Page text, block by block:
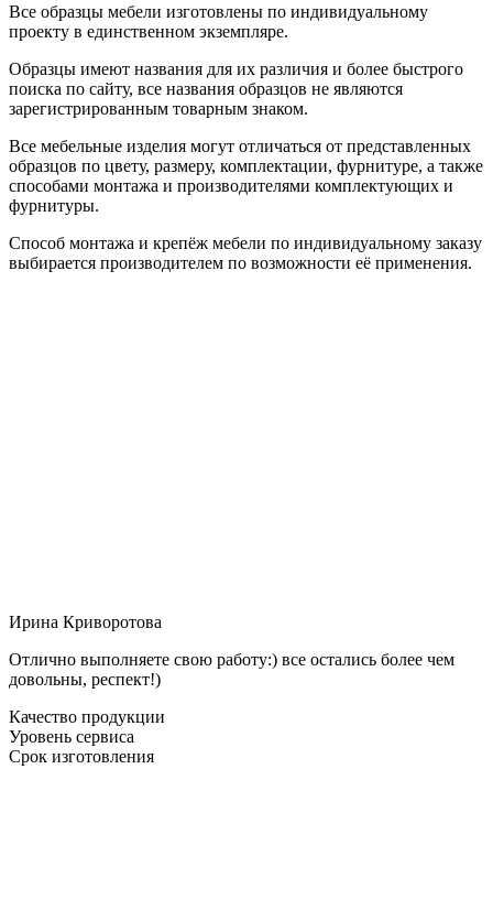
Все образцы мебели изготовлены по индивидуальному
проекту в единственном экземпляре.
Образцы имеют названия для их различия и более быстрого
поиска по сайту, все названия образцов не являются
зарегистрированным товарным знаком.
Все мебельные изделия могут отличаться от представленных
образцов по цвету, размеру, комплектации, фурнитуре, а также
способами монтажа и производителями комплектующих и
фурнитуры.
Способ монтажа и крепёж мебели по индивидуальному заказу
выбирается производителем по возможности её применения.
Ирина Криворотова
Отлично выполняете свою работу:) все остались более чем
довольны, респект!)
Качество продукции
Уровень сервиса
Срок изготовления